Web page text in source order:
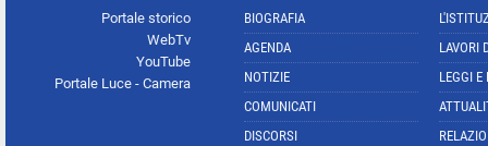
Portale storico
WebTv
YouTube
Portale Luce - Camera
BIOGRAFIA
AGENDA
NOTIZIE
COMUNICATI
DISCORSI
LAVORI
LEGGI E